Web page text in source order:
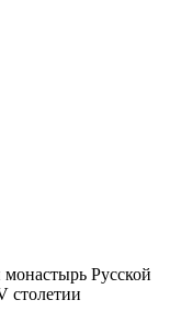
Русской
столетии